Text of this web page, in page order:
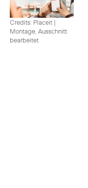
Credits: Placeit |
Montage, Ausschnitt
bearbeitet